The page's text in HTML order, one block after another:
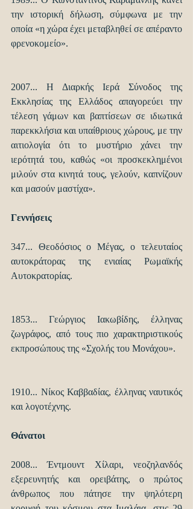
την ιστορική δήλωση, σύμφωνα με την
οποία «η χώρα έχει μεταβληθεί σε απέραντο
φρενοκομείο».
2007... Η Διαρκής Ιερά Σύνοδος της
Εκκλησίας της Ελλάδος απαγορεύει την
τέλεση γάμων και βαπτίσεων σε ιδιωτικά
παρεκκλήσια και υπαίθριους χώρους, με την
αιτιολογία ότι το μυστήριο χάνει την
ιερότητά του, καθώς «οι προσκεκλημένοι
μιλούν στα κινητά τους, γελούν, καπνίζουν
και μασούν μαστίχα».
Γεννήσεις
347... Θεοδόσιος ο Μέγας, ο τελευταίος
αυτοκράτορας της ενιαίας Ρωμαϊκής
Αυτοκρατορίας.
1853... Γεώργιος Ιακωβίδης, έλληνας
ζωγράφος, από τους πιο χαρακτηριστικούς
εκπροσώπους της «Σχολής του Μονάχου».
1910... Νίκος Καββαδίας, έλληνας ναυτικός
και λογοτέχνης.
Θάνατοι
2008... Έντμουντ Χίλαρι, νεοζηλανδός
εξερευνητής και ορειβάτης, ο πρώτος
άνθρωπος που πάτησε την ψηλότερη